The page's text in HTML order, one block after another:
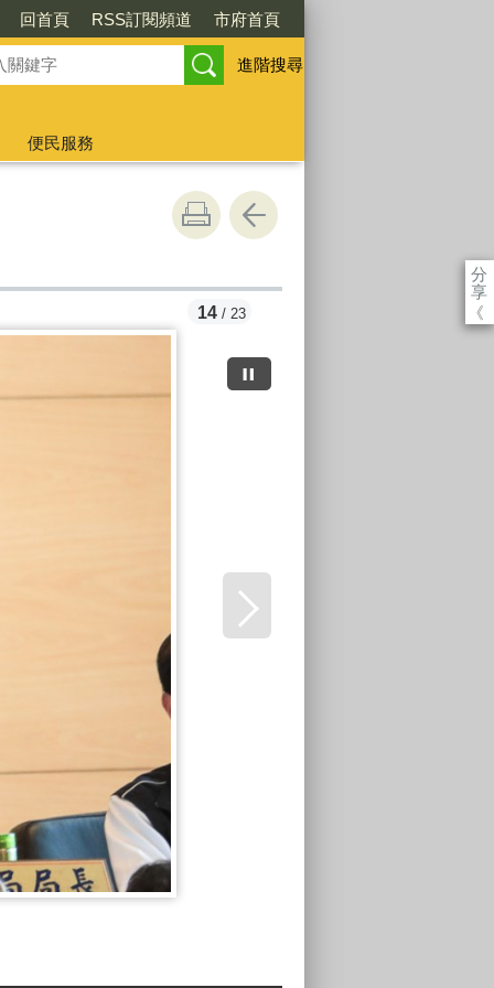
回首頁 RSS訂閱頻道 市府首頁
進階搜尋
便民服務
分
享
《
14 / 23